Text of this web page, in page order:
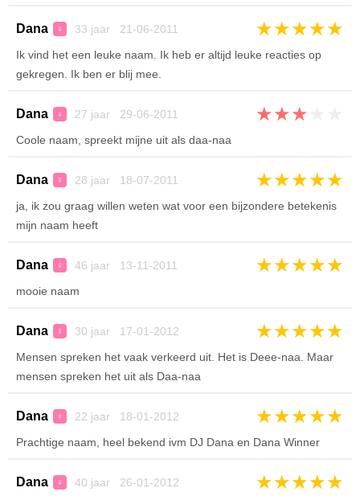
Dana ♀ 33 jaar 21-06-2011 ★★★★★
Ik vind het een leuke naam. Ik heb er altijd leuke reacties op
gekregen. Ik ben er blij mee.
Dana ♀ 27 jaar 29-06-2011 ★★★
Coole naam, spreekt mijne uit als daa-naa
Dana ♀ 28 jaar 18-07-2011 ★★★★★
ja, ik zou graag willen weten wat voor een bijzondere betekenis
mijn naam heeft
Dana ♀ 46 jaar 13-11-2011 ★★★★★
mooie naam
Dana ♀ 30 jaar 17-01-2012 ★★★★★
Mensen spreken het vaak verkeerd uit. Het is Deee-naa. Maar
mensen spreken het uit als Daa-naa
Dana ♀ 22 jaar 18-01-2012 ★★★★★
Prachtige naam, heel bekend ivm DJ Dana en Dana Winner
Dana ♀ 40 jaar 26-01-2012 ★★★★★